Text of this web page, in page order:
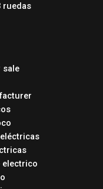
ruedas
sale
electrico